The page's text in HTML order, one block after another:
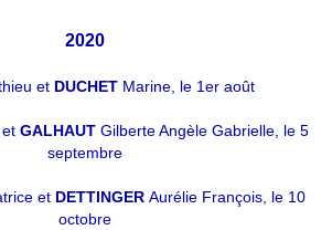
2020
et DUCHET Marine, le 1er août
GALHAUT Gilberte Angèle Gabrielle, le 5
septembre
et DETTINGER Aurélie François, le 10
octobre